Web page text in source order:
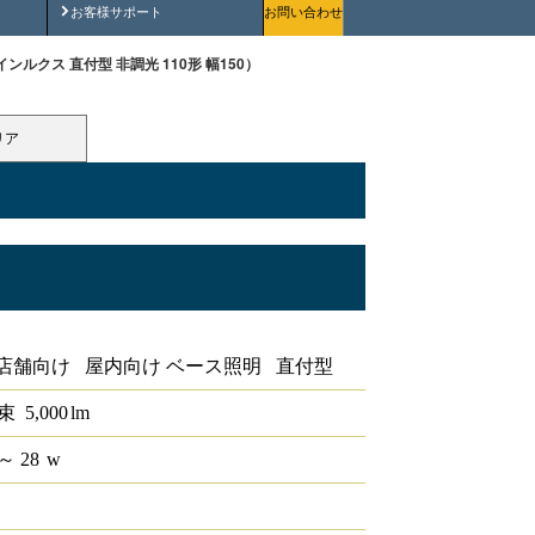
お客様サポート
安全にご使用いただくためにお問い合わせ
ルクス 直付型 非調光 110形 幅150）
ア
舗向け 屋内向け ベース照明 直付型
5,000lm
28 w